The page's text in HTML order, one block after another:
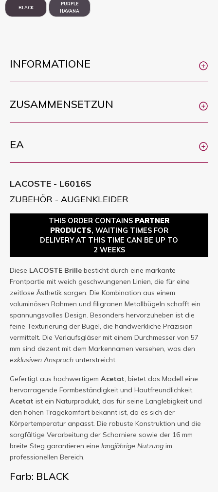
BLACK
PURPLE
HAVANA
INFORMATIONE
ZUSAMMENSETZUN
EA
LACOSTE - L6016S
ZUBEHÖR - AUGENKLEIDER
THIS ORDER CONTAINS PARTNER
PRODUCTS, WAITING TIMES FOR
DELIVERY AT THIS TIME CAN BE UP TO
2 WEEKS
Diese LACOSTE Brille besticht durch eine markante
Frontpartie mit weich geschwungenen Linien, die für eine
zeitlose Ästhetik sorgen. Die Kombination aus einem
voluminösen Rahmen und filigranen Metallbügeln schafft ein
spannungsvolles Design. Besonders hervorzuheben ist die
feine Texturierung der Bügel, die handwerkliche Präzision
vermittelt. Die Verlaufsgläser mit einem Durchmesser von 57
mm sind dezent mit dem Markennamen versehen, was den
exklusiven Anspruch unterstreicht.
Gefertigt aus hochwertigem Acetat, bietet das Modell eine
hervorragende Formbeständigkeit und Hautfreundlichkeit.
Acetat ist ein Naturprodukt, das für seine Langlebigkeit und
den hohen Tragekomfort bekannt ist, da es sich der
Körpertemperatur anpasst. Die robuste Konstruktion und die
sorgfältige Verarbeitung der Scharniere sowie der 16 mm
breite Steg garantieren eine langjährige Nutzung im
professionellen Bereich.
Farb: BLACK